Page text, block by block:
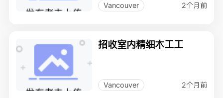
Vancouver 2个月前
招收室内精细木工工
Vancouver 2个月前